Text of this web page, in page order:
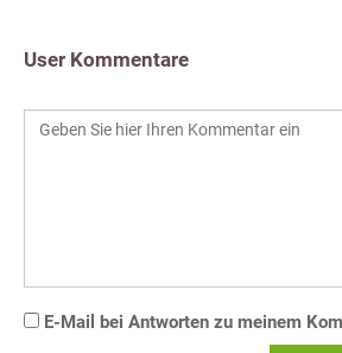
User Kommentare
E-Mail bei Antworten zu meinem